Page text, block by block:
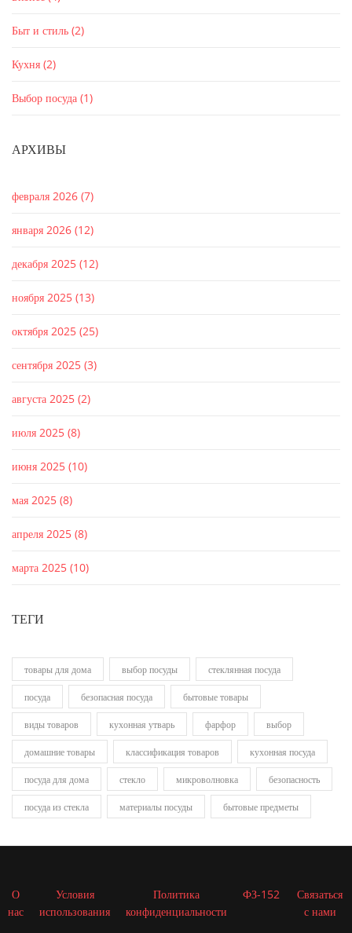
Быт и стиль (2)
Кухня (2)
Выбор посуда (1)
АРХИВЫ
февраля 2026 (7)
января 2026 (12)
декабря 2025 (12)
ноября 2025 (13)
октября 2025 (25)
сентября 2025 (3)
августа 2025 (2)
июля 2025 (8)
июня 2025 (10)
мая 2025 (8)
апреля 2025 (8)
марта 2025 (10)
ТЕГИ
товары для дома выбор посуды стеклянная посуда
посуда безопасная посуда бытовые товары
виды товаров кухонная утварь фарфор выбор
домашние товары классификация товаров кухонная посуда
посуда для дома стекло микроволновка безопасность
посуда из стекла материалы посуды бытовые предметы
О
нас
Условия
использования
Политика
конфиденциальности
ФЗ-152
Связаться
с нами